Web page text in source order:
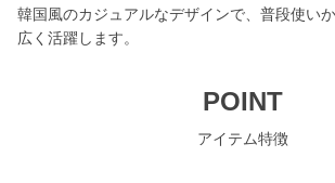
韓国風のカジュアルなデザインで、普段使い
広く活躍します。
POINT
アイテム特徴